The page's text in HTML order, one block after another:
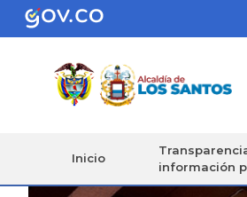
Inicio
información